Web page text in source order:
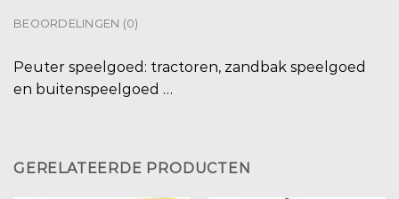
BEOORDELINGEN (0)
Peuter speelgoed: tractoren, zandbak speelgoed
en buitenspeelgoed …
GERELATEERDE PRODUCTEN